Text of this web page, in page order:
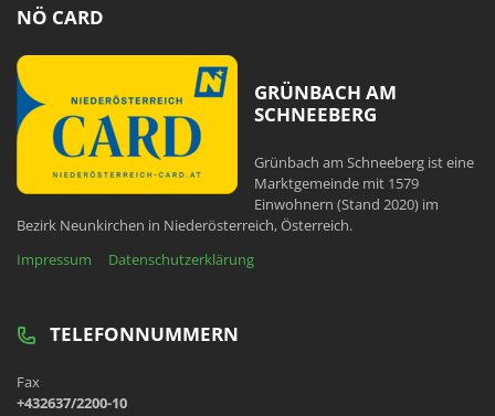
NÖ CARD
GRÜNBACH AM
SCHNEEBERG
Grünbach am Schneeberg ist eine
Marktgemeinde mit 1579
Einwohnern (Stand 2020) im
Bezirk Neunkirchen in Niederösterreich, Österreich.
Impressum
Datenschutzerklärung
TELEFONNUMMERN
Fax
+432637/2200-10